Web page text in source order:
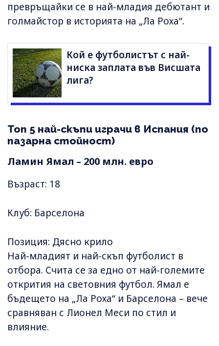
превръщайки се в най-младия дебютант и
голмайстор в историята на „Ла Роха“.
Кой е футболистът с най-
ниска заплата във Висшата
лига?
Топ 5 най-скъпи играчи в Испания (по
пазарна стойност)
Ламин Ямал – 200 млн. евро
Възраст: 18
Клуб: Барселона
Позиция: Дясно крило
Най-младият и най-скъп футболист в
отбора. Счита се за едно от най-големите
открития на световния футбол. Ямал е
бъдещето на „Ла Роха“ и Барселона – вече
сравняван с Лионел Меси по стил и
влияние.